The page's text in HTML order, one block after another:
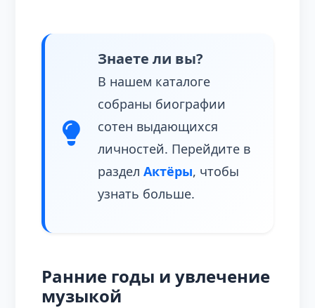
Знаете ли вы?
В нашем каталоге
собраны биографии
сотен выдающихся
личностей. Перейдите в
разделАктёры, чтобы
узнать больше.
Ранние годы и увлечение
музыкой